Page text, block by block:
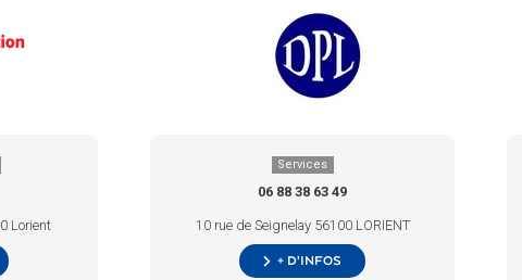
Lorient
Services
06 88 38 63 49
10 rue de Seignelay 56100 LORIENT
+ d’infos